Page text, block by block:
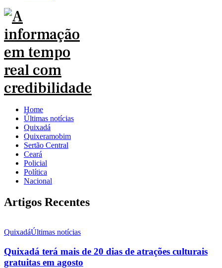
Home
Últimas notícias
Quixadá
Quixeramobim
Sertão Central
Ceará
Policial
Política
Nacional
Artigos Recentes
QuixadáÚltimas notícias
Quixadá terá mais de 20 dias de atrações culturais
gratuitas em agosto